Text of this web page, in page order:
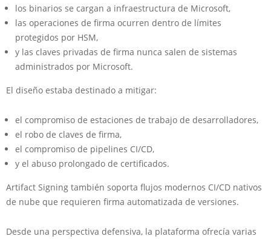
los binarios se cargan a infraestructura de Microsoft,
las operaciones de firma ocurren dentro de límites
protegidos por HSM,
y las claves privadas de firma nunca salen de sistemas
administrados por Microsoft.
El diseño estaba destinado a mitigar:
el compromiso de estaciones de trabajo de desarrolladores,
el robo de claves de firma,
el compromiso de pipelines CI/CD,
y el abuso prolongado de certificados.
Artifact Signing también soporta flujos modernos CI/CD nativos
de nube que requieren firma automatizada de versiones.
Desde una perspectiva defensiva, la plataforma ofrecía varias